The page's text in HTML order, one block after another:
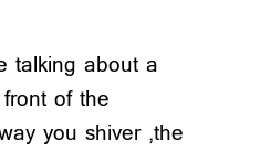
talking about a
of the
you shiver ,the